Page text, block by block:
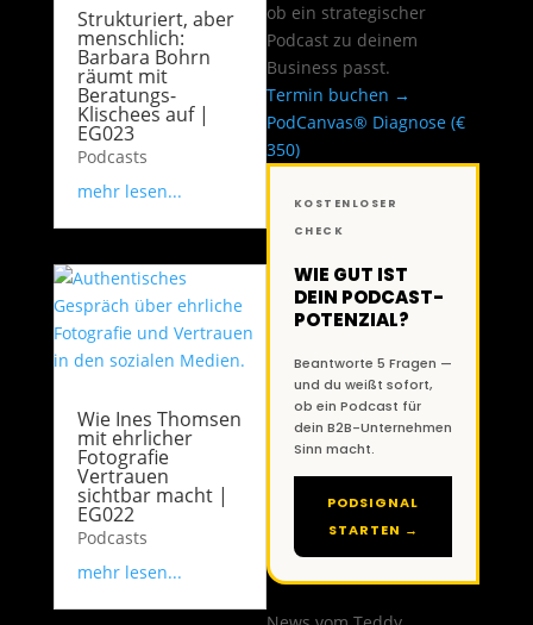
Strukturiert, aber
menschlich:
Barbara Bohrn
räumt mit
Beratungs-
Klischees auf |
EG023
Podcasts
mehr lesen...
Wie Ines Thomsen
mit ehrlicher
Fotografie
Vertrauen
sichtbar macht |
EG022
Podcasts
mehr lesen...
ob ein strategischer
Podcast zu deinem
Business passt.
Termin buchen →
PodCanvas® Diagnose (€
350)
KOSTENLOSER
CHECK
WIE GUT IST
DEIN PODCAST-
POTENZIAL?
Beantworte 5 Fragen —
und du weißt sofort,
ob ein Podcast für
dein B2B-Unternehmen
Sinn macht.
PODSIGNAL
STARTEN →